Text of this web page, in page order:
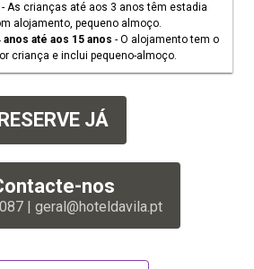
- As crianças até aos 3 anos têm estadia
alojamento, pequeno almoço.
até aos 15 anos - O alojamento tem o
criança e inclui pequeno-almoço.
JÁ
nos
| geral@hoteldavila.pt